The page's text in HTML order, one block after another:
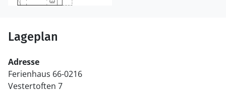
Lageplan
Adresse
Ferienhaus 66-0216
Vestertoften 7